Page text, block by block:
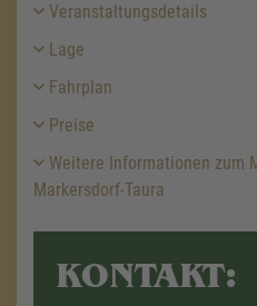
Veranstaltungsdetails
Lage
Fahrplan
Preise
Weitere Informationen zum
Markersdorf-Taura
KONTAKT: